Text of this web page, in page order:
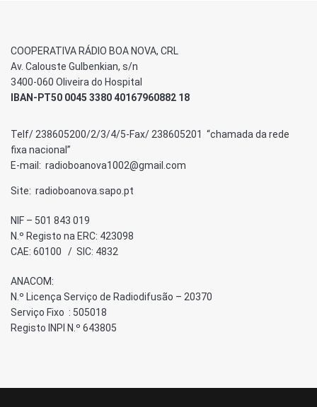
COOPERATIVA RÁDIO BOA NOVA, CRL
Av. Calouste Gulbenkian, s/n
3400-060 Oliveira do Hospital
IBAN-PT50 0045 3380 40167960882 18
Telf/ 238605200/2/3/4/5-Fax/ 238605201 “chamada da rede
fixa nacional”
E-mail: radioboanova1002@gmail.com
Site: radioboanova.sapo.pt
NIF – 501 843 019
N.º Registo na ERC: 423098
CAE: 60100 / SIC: 4832
ANACOM:
N.º Licença Serviço de Radiodifusão – 20370
Serviço Fixo : 505018
Registo INPI N.º 643805